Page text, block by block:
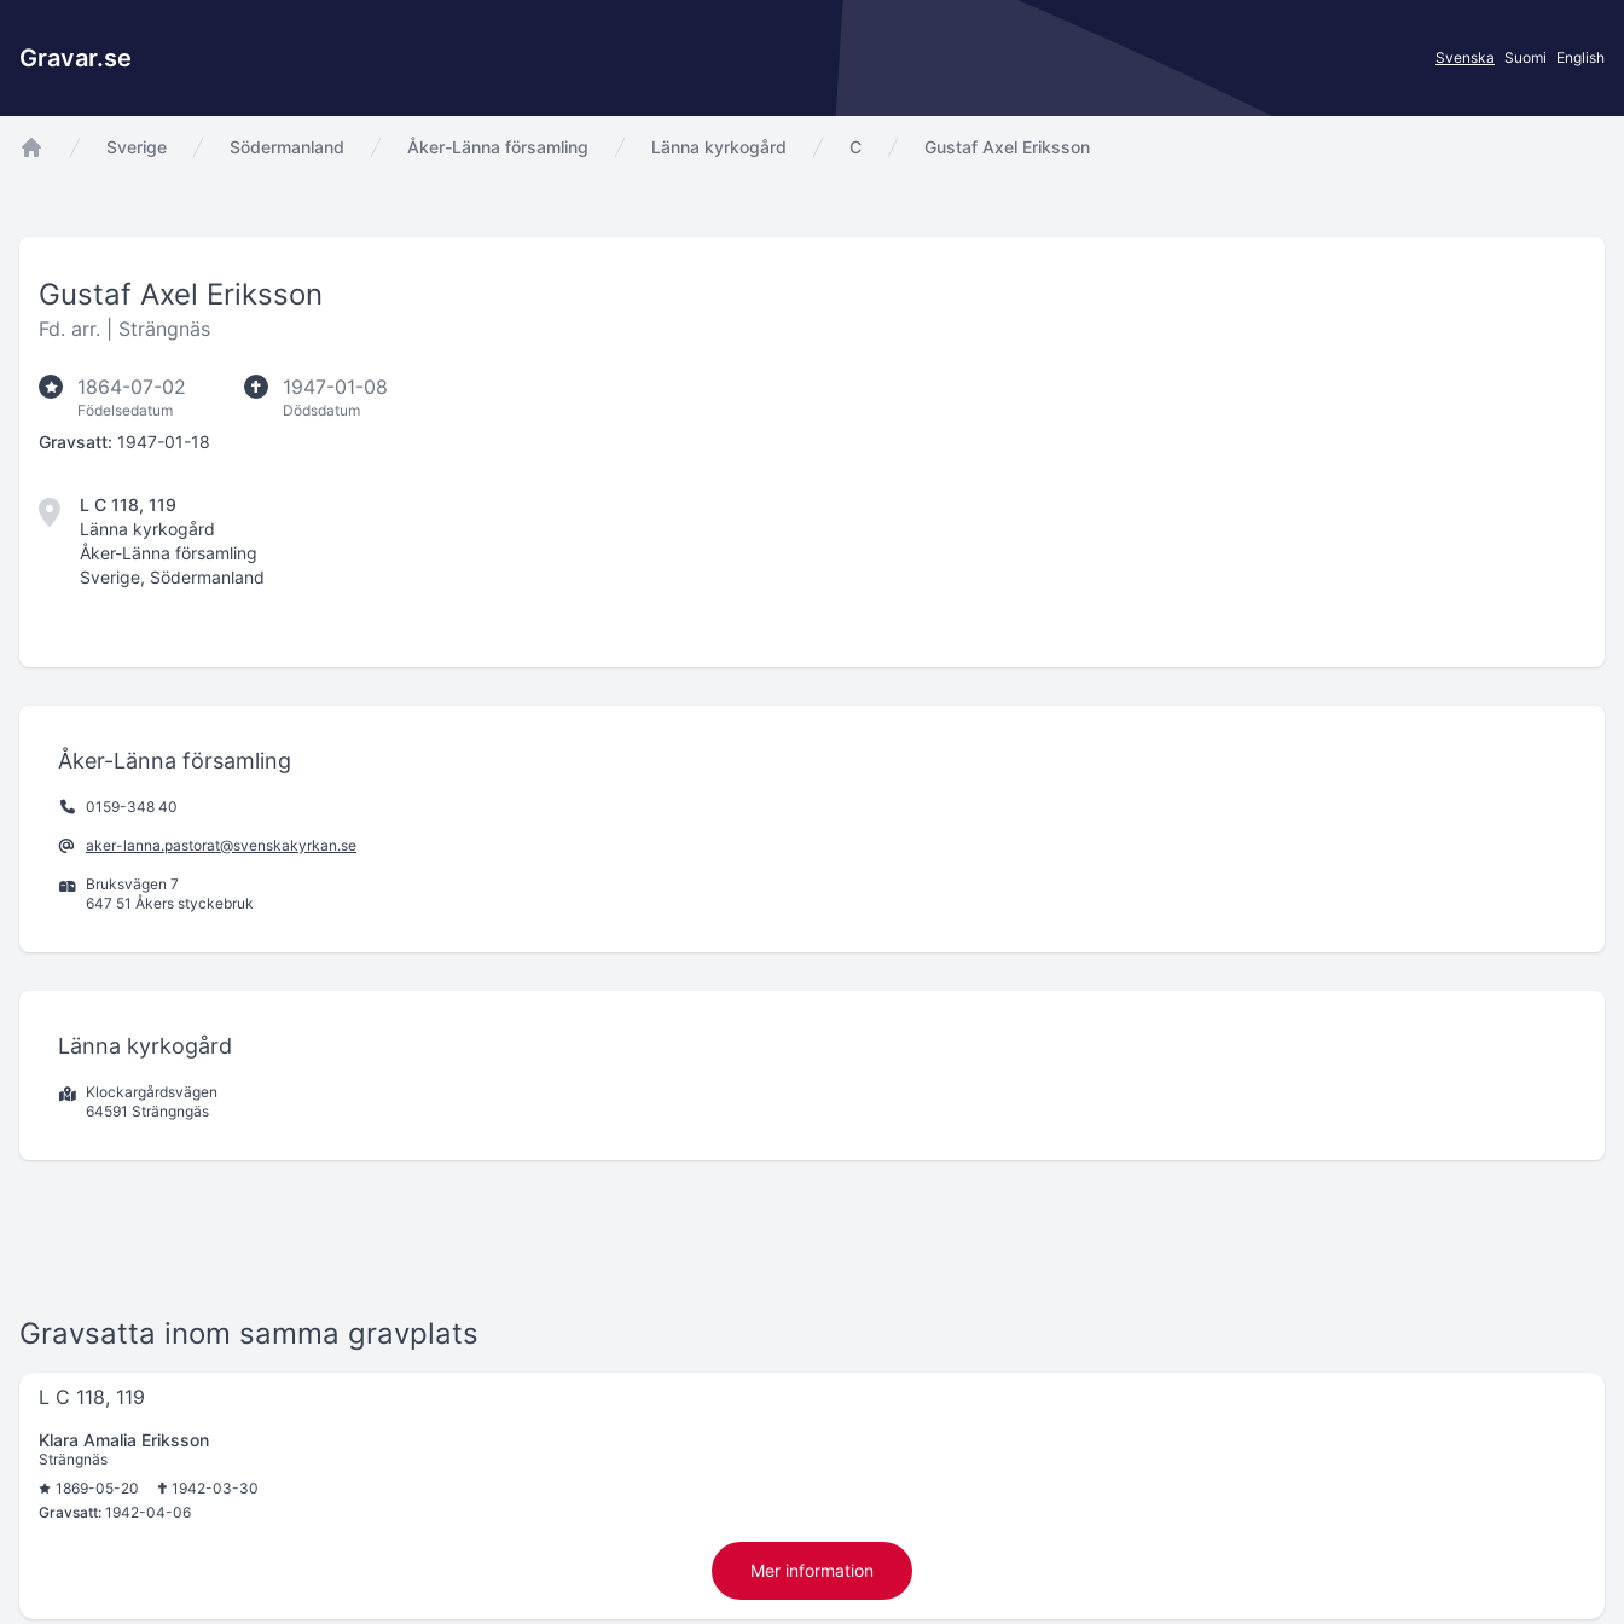
Gravar.se Svenska Suomi English
Sverige Södermanland Åker-Länna församling Länna kyrkogård C Gustaf Axel Eriksson
Gustaf Axel Eriksson
Fd. arr. | Strängnäs
1864-07-02
Födelsedatum
1947-01-08
Dödsdatum
Gravsatt: 1947-01-18
L C 118, 119
Länna kyrkogård
Åker-Länna församling
Sverige, Södermanland
Åker-Länna församling
0159-348 40
aker-lanna.pastorat@svenskakyrkan.se
Bruksvägen 7
647 51 Åkers styckebruk
Länna kyrkogård
Klockargårdsvägen
64591 Strängngäs
Gravsatta inom samma gravplats
L C 118, 119
Klara Amalia Eriksson
Strängnäs
1869-05-20
1942-03-30
Gravsatt: 1942-04-06
Mer information